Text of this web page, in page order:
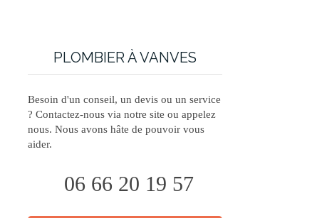
PLOMBIER À VANVES
Besoin d'un conseil, un devis ou un service
? Contactez-nous via notre site ou appelez
nous. Nous avons hâte de pouvoir vous
aider.
06 66 20 19 57